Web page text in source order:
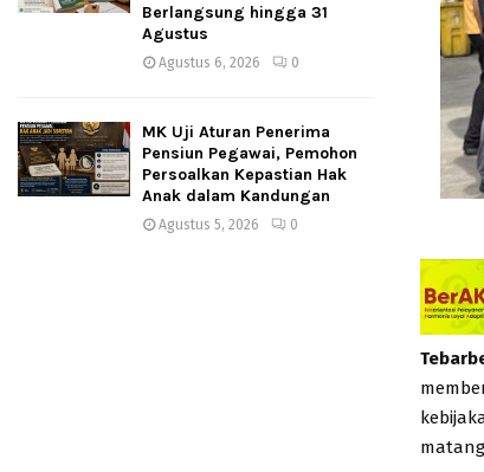
Berlangsung hingga 31
Agustus
Agustus 6, 2026 0
MK Uji Aturan Penerima
Pensiun Pegawai, Pemohon
Persoalkan Kepastian Hak
Anak dalam Kandungan
Agustus 5, 2026 0